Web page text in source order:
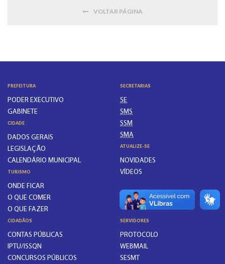
VOLTAR PÁGINA
PREFEITURA
PODER EXECUTIVO
GABINETE
CIDADE
DADOS GERAIS
LEGISLAÇÃO
CALENDÁRIO MUNICIPAL
TURISMO
ONDE FICAR
O QUE COMER
O QUE FAZER
SECRETARIAS
SE
SMS
SSM
SMA
ATUALIZE-SE
NOVIDADES
VÍDEOS
CIDADÃOS
CONTAS PÚBLICAS
IPTU/ISSQN
CONCURSOS PÚBLICOS
SERVIDORES
PROTOCOLO
WEBMAIL
SESMT